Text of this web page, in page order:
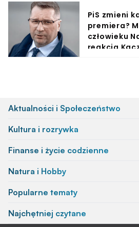
PiS zmieni
premiera?
człowieku
reakcja
Aktualności i Społeczeństwo
Kultura i rozrywka
Finanse i życie codzienne
Natura i Hobby
Popularne tematy
Najchętniej czytane